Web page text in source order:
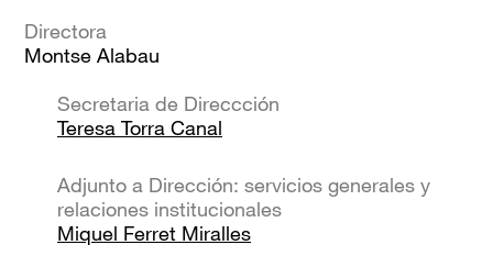
Directora
Montse Alabau
Secretaria de Direccción
Teresa Torra Canal
Adjunto a Dirección: servicios generales y
relaciones institucionales
Miquel Ferret Miralles